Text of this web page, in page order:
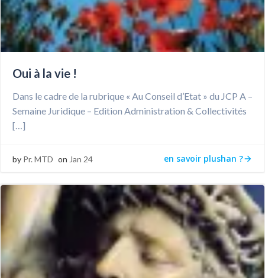
Oui à la vie !
Dans le cadre de la rubrique « Au Conseil d’Etat » du JCP A –
Semaine Juridique – Edition Administration & Collectivités
[…]
by Pr. MTD on Jan 24 en savoir plushan ?